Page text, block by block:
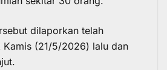
dilaporkan telah
Kamis (21/5/2026) lalu dan